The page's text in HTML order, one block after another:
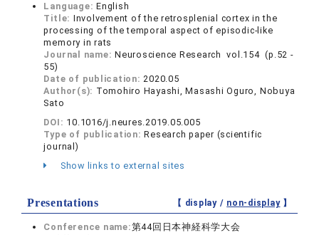
Language:English
Title: Involvement of the retrosplenial cortex in the
processing of the temporal aspect of episodic-like
memory in rats
Journal name:Neuroscience Research vol.154 (p.52 -
55)
Date of publication:2020.05
Author(s): Tomohiro Hayashi, Masashi Oguro, Nobuya
Sato
DOI: 10.1016/j.neures.2019.05.005
Type of publication:Research paper (scientific
journal)
Show links to external sites
Presentations 【 display / non-display】
Conference name:第44回日本神経科学大会